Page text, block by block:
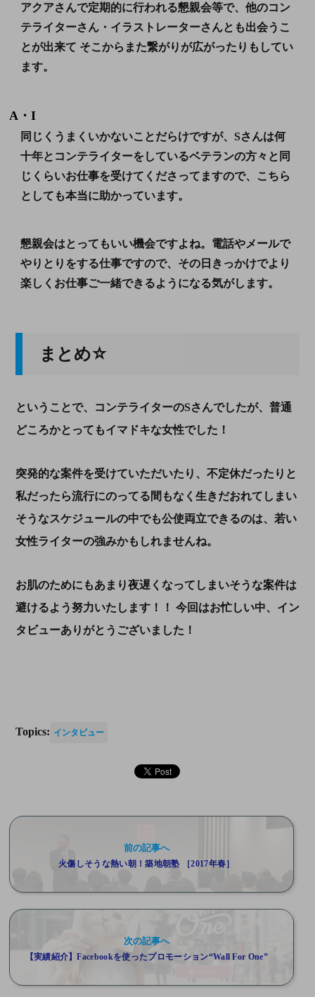
アクアさんで定期的に行われる懇親会等で、他のコン
テライターさん・イラストレーターさんとも出会うこ
とが出来て そこからまた繋がりが広がったりもしてい
ます。
A・I
同じくうまくいかないことだらけですが、Sさんは何
十年とコンテライターをしているベテランの方々と同
じくらいお仕事を受けてくださってますので、こちら
としても本当に助かっています。
懇親会はとってもいい機会ですよね。電話やメールで
やりとりをする仕事ですので、その日きっかけでより
楽しくお仕事ご一緒できるようになる気がします。
まとめ☆
ということで、コンテライターのSさんでしたが、 普通
どころかとってもイマドキな女性でした！
突発的な案件を受けていただいたり、不定休だったりと
私だったら流行にのってる間もなく生きだおれてしまい
そうなスケジュールの中でも公使両立できるのは、若い
女性ライターの強みかもしれませんね。
お肌のためにもあまり夜遅くなってしまいそうな案件は
避けるよう努力いたします！！ 今回はお忙しい中、イン
タビューありがとうございました！
Topics: インタビュー
前の記事へ
火傷しそうな熱い朝！築地朝塾 ［2017年春］
次の記事へ
【実績紹介】Facebookを使ったプロモーション“Wall For One”